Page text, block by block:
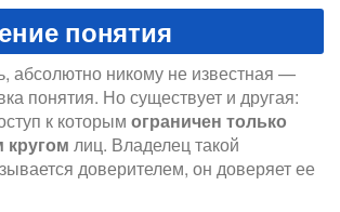
понятия
абсолютно никому не известная —
понятия. Но существует и другая:
к которым ограничен только
лиц. Владелец такой
доверителем, он доверяет ее